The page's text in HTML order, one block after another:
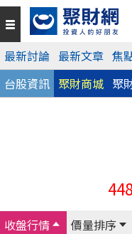
最新討論 最新文章 焦
台股資訊 聚財商城 聚
收盤行情 價量排序